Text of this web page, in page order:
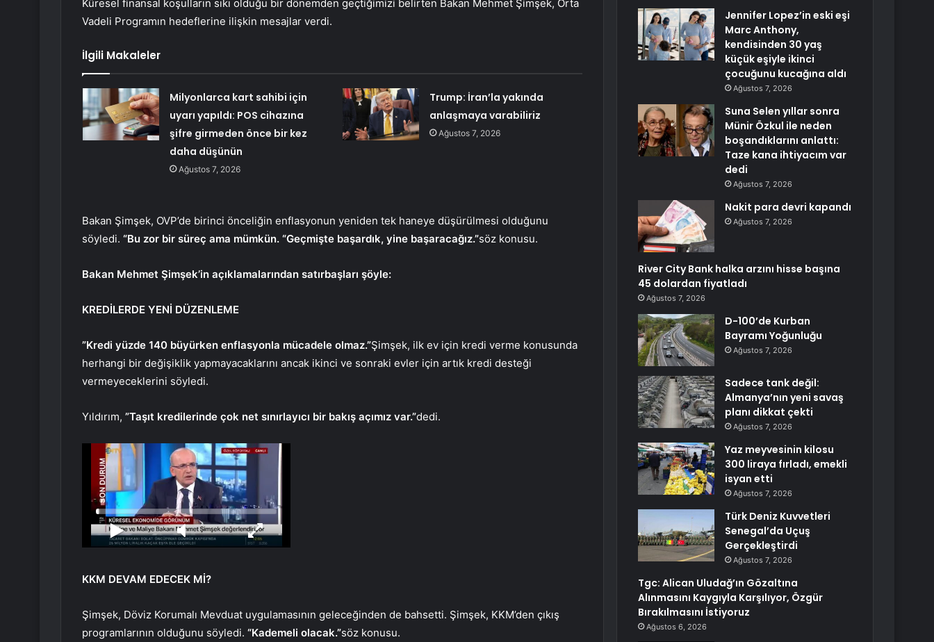
Küresel finansal koşulların sıkı olduğu bir dönemden geçtiğimizi belirten Bakan Mehmet Şimşek, Orta
Vadeli Programın hedeflerine ilişkin mesajlar verdi.
İlgili Makaleler
Milyonlarca kart sahibi için
uyarı yapıldı: POS cihazına
şifre girmeden önce bir kez
daha düşünün
Ağustos 7, 2026
Trump: İran’la yakında
anlaşmaya varabiliriz
Ağustos 7, 2026
Bakan Şimşek, OVP’de birinci önceliğin enflasyonun yeniden tek haneye düşürülmesi olduğunu
söyledi. “Bu zor bir süreç ama mümkün. “Geçmişte başardık, yine başaracağız.”söz konusu.
Bakan Mehmet Şimşek’in açıklamalarından satırbaşları şöyle:
KREDİLERDE YENİ DÜZENLEME
”Kredi yüzde 140 büyürken enflasyonla mücadele olmaz.”Şimşek, ilk ev için kredi verme konusunda
herhangi bir değişiklik yapmayacaklarını ancak ikinci ve sonraki evler için artık kredi desteği
vermeyeceklerini söyledi.
Yıldırım, ”Taşıt kredilerinde çok net sınırlayıcı bir bakış açımız var.”dedi.
KKM DEVAM EDECEK Mİ?
Şimşek, Döviz Korumalı Mevduat uygulamasının geleceğinden de bahsetti. Şimşek, KKM’den çıkış
programlarının olduğunu söyledi. “Kademeli olacak.”söz konusu.
Jennifer Lopez’in eski eşi
Marc Anthony,
kendisinden 30 yaş
küçük eşiyle ikinci
çocuğunu kucağına aldı
Ağustos 7, 2026
Suna Selen yıllar sonra
Münir Özkul ile neden
boşandıklarını anlattı:
Taze kana ihtiyacım var
dedi
Ağustos 7, 2026
Nakit para devri kapandı
Ağustos 7, 2026
River City Bank halka arzını hisse başına
45 dolardan fiyatladı
Ağustos 7, 2026
D-100’de Kurban
Bayramı Yoğunluğu
Ağustos 7, 2026
Sadece tank değil:
Almanya’nın yeni savaş
planı dikkat çekti
Ağustos 7, 2026
Yaz meyvesinin kilosu
300 liraya fırladı, emekli
isyan etti
Ağustos 7, 2026
Türk Deniz Kuvvetleri
Senegal’da Uçuş
Gerçekleştirdi
Ağustos 7, 2026
Tgc: Alican Uludağ’ın Gözaltına
Alınmasını Kaygıyla Karşılıyor, Özgür
Bırakılmasını İstiyoruz
Ağustos 6, 2026